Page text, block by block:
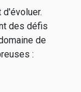
des défis
de
: